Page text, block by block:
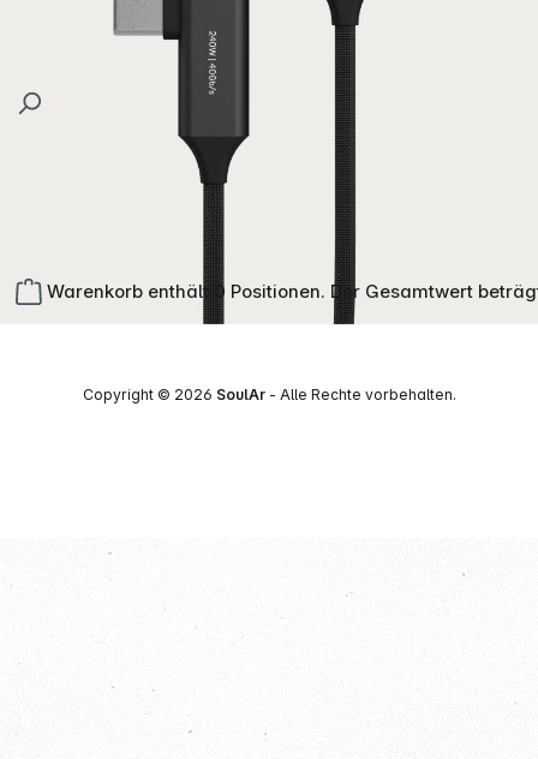
Warenkorb enthält 0 Positionen. Der Gesamtwert
Copyright © 2026 SoulAr- Alle Rechte vorbehalten.